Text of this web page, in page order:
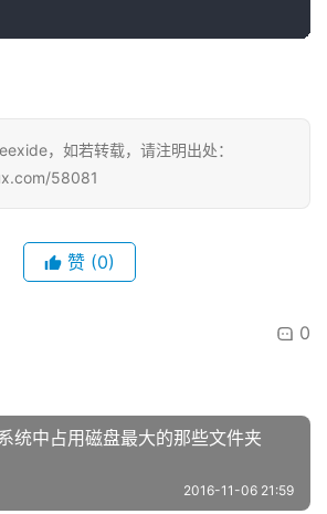
，如若转载，请注明出处：
58081
赞 (0)
0
统中占用磁盘最大的那些文件夹
2016-11-06 21:59